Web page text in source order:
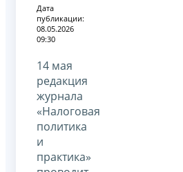
Дата
публикации:
08.05.2026
09:30
14 мая
редакция
журнала
«Налоговая
политика
и
практика»